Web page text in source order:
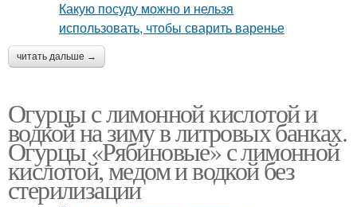
читать дальше →
Огурцы с лимонной кислотой и
водкой на зиму в литровых банках.
Огурцы «Рябиновые» с лимонной
кислотой, медом и водкой без
стерилизации